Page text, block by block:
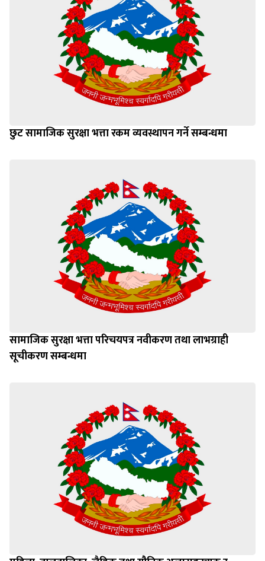
छुट सामाजिक सुरक्षा भत्ता रकम व्यवस्थापन गर्ने सम्बन्धमा
सामाजिक सुरक्षा भत्ता परिचयपत्र नवीकरण तथा लाभग्राही
सूचीकरण सम्बन्धमा